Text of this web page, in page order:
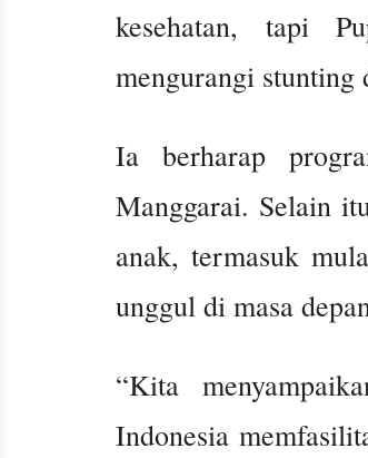
kesehatan, tapi
mengurangi stunting
Ia berharap
Manggarai. Selain
anak, termasuk
unggul di masa
“Kita
Indonesia